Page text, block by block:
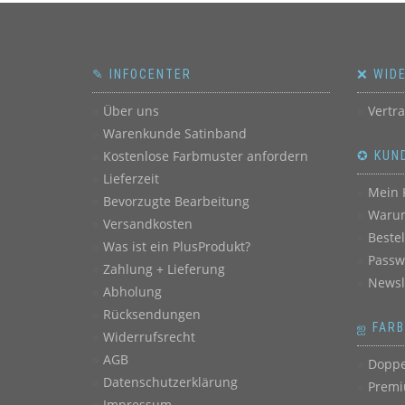
✎ INFOCENTER
Über uns
Warenkunde Satinband
Kostenlose Farbmuster anfordern
Lieferzeit
Bevorzugte Bearbeitung
Versandkosten
Was ist ein PlusProdukt?
Zahlung + Lieferung
Abholung
Rücksendungen
Widerrufsrecht
AGB
Datenschutzerklärung
❌
✪
Mein
ஐ